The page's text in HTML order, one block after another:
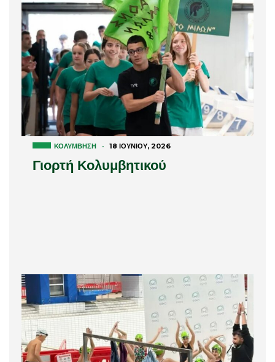
ΚΟΛΎΜΒΗΣΗ · 18 ΙΟΥΝΊΟΥ, 2026
Γιορτή Κολυμβητικού